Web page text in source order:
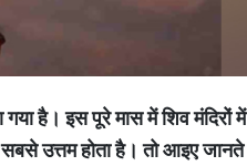
गयाहै। इसपूरेमासमेंशिवमंदिरोंमें
सबसेउत्तमहोताहै। तोआइएजानते